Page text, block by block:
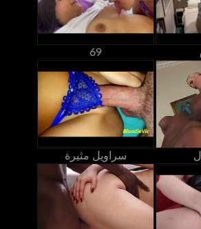
69
سراويل مثيرة